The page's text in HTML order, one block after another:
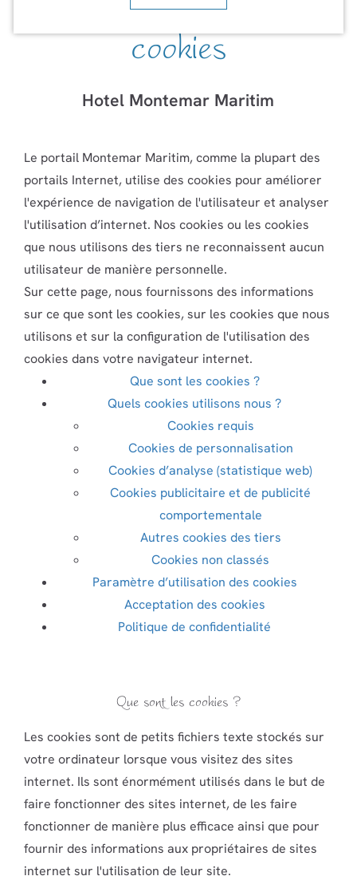
cookies
Hotel Montemar Maritim
Le portail Montemar Maritim, comme la plupart des
portails Internet, utilise des cookies pour améliorer
l'expérience de navigation de l'utilisateur et analyser
l'utilisation d’internet. Nos cookies ou les cookies
que nous utilisons des tiers ne reconnaissent aucun
utilisateur de manière personnelle.
Sur cette page, nous fournissons des informations
sur ce que sont les cookies, sur les cookies que nous
utilisons et sur la configuration de l'utilisation des
cookies dans votre navigateur internet.
Que sont les cookies ?
Quels cookies utilisons nous ?
Cookies requis
Cookies de personnalisation
Cookies d’analyse (statistique web)
Cookies publicitaire et de publicité
comportementale
Autres cookies des tiers
Cookies non classés
Paramètre d’utilisation des cookies
Acceptation des cookies
Politique de confidentialité
Que sont les cookies ?
Les cookies sont de petits fichiers texte stockés sur
votre ordinateur lorsque vous visitez des sites
internet. Ils sont énormément utilisés dans le but de
faire fonctionner des sites internet, de les faire
fonctionner de manière plus efficace ainsi que pour
fournir des informations aux propriétaires de sites
internet sur l'utilisation de leur site.